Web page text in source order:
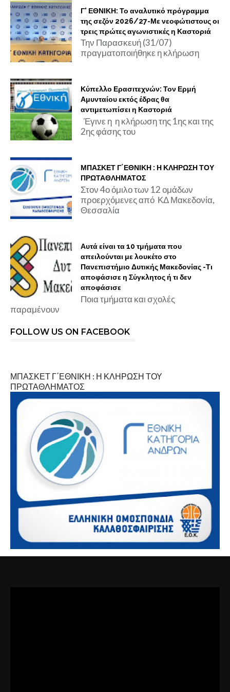
Γ' ΕΘΝΙΚΗ: Το αναλυτικό πρόγραμμα
της σεζόν 2026/27-Με νεοφώτιστους οι
τρεις πρώτες αγωνιστικές η Καστοριά
Την Παρασκευή (31/07)
πραγματοποιήθηκε η κλήρωση
Κύπελλο Ερασιτεχνών: Τον Ερμή
Αμυνταίου εκτός έδρας θα
αντιμετωπίσει η Καστοριά
Έγινε η η κλήρωση της 1ης και της
2ης φάσης του
ΜΠΑΣΚΕΤ Γ΄ΕΘΝΙΚΗ : Η ΚΛΗΡΩΣΗ ΤΟΥ
ΠΡΩΤΑΘΛΗΜΑΤΟΣ
Στον 4ο όμιλο των 12 ομάδων
προερχόμενες από ΚΔ Μακεδονία,
Θεσσαλία
Αυτά είναι τα 10 τμήματα που
απειλούνται με λουκέτο στο
Πανεπιστήμιο Δυτικής Μακεδονίας -Τι
αποφάσισε η Σύγκλητος ή τι δεν
αποφάσισε
Ποια τμήματα και σχολές
παραμένουν
FOLLOW US ON FACEBOOK
ΜΠΑΣΚΕΤ Γ΄ΕΘΝΙΚΗ : Η ΚΛΗΡΩΣΗ ΤΟΥ
ΠΡΩΤΑΘΛΗΜΑΤΟΣ